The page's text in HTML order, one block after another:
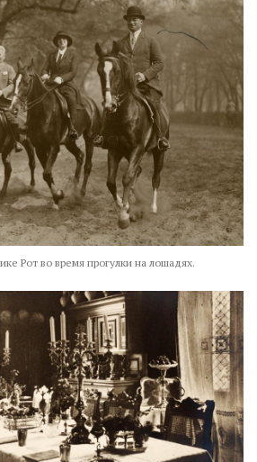
Рот во время прогулки на лошадях.